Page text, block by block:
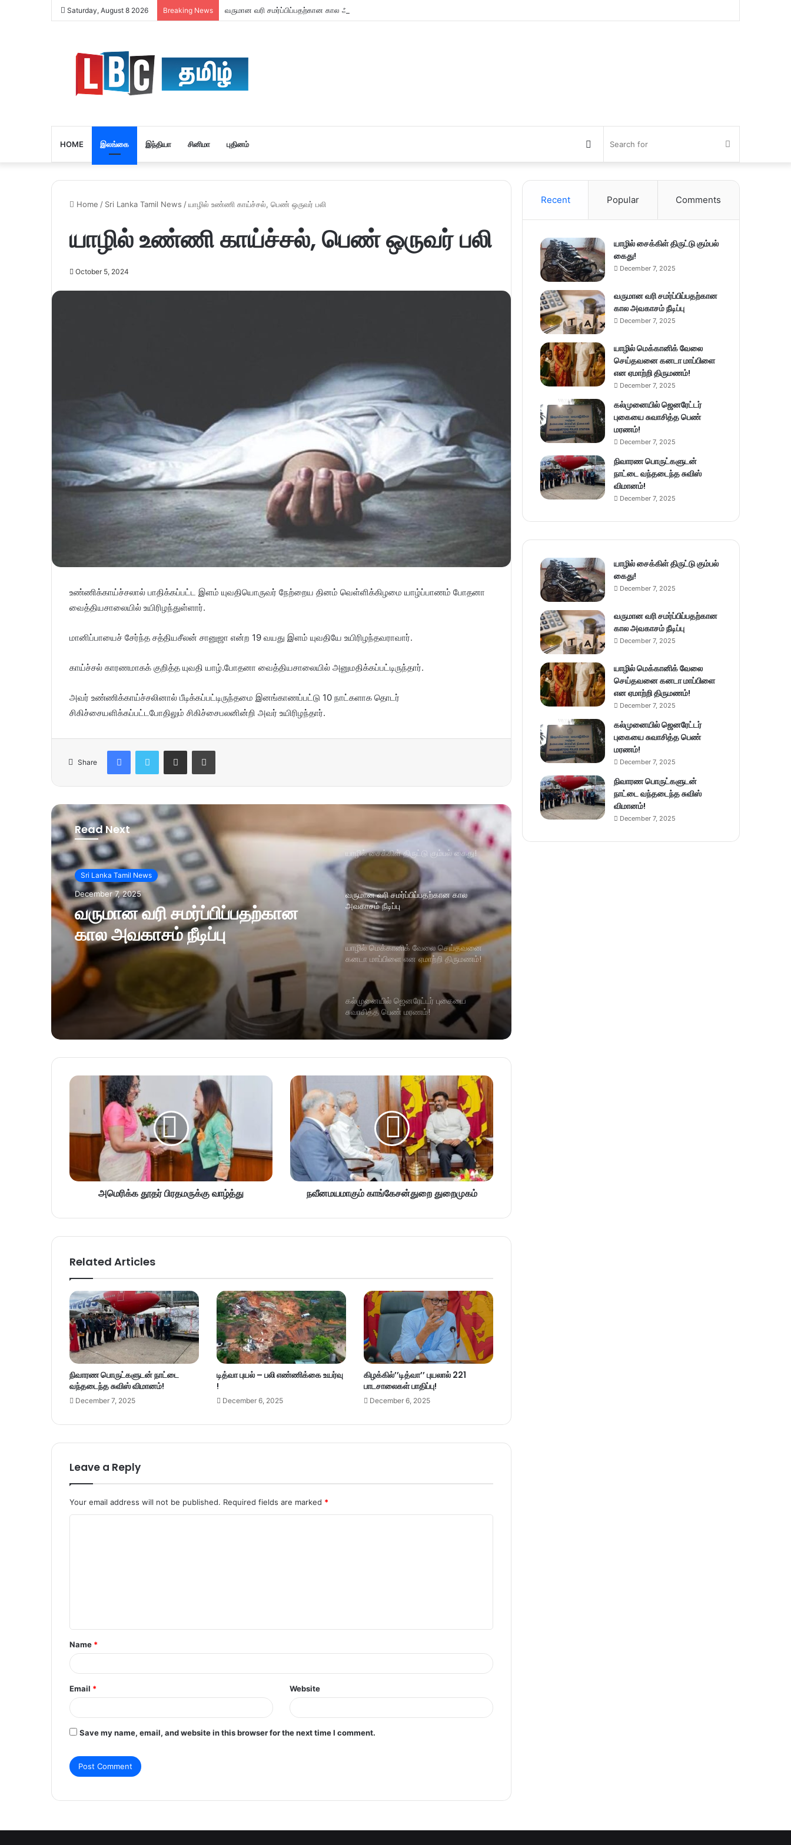
Saturday, August 8 2026 Breaking News வருமான வரி சமர்ப்பிப்பதற்கான கால அவகாசம் நீடிப்பு
HOME இலங்கை இந்தியா சினிமா புதினம்
for
Switch
skin
Home / Sri Lanka Tamil News /யாழில் உண்ணி காய்ச்சல், பெண் ஒருவர் பலி
யாழில் உண்ணி காய்ச்சல், பெண் ஒருவர் பலி
October 5, 2024
உண்ணிக்காய்ச்சலால் பாதிக்கப்பட்ட இளம் யுவதியொருவர் நேற்றைய தினம் வெள்ளிக்கிழமை யாழ்ப்பாணம் போதனா
வைத்தியசாலையில் உயிரிழந்துள்ளார்.
மானிப்பாயைச் சேர்ந்த சத்தியசீலன் சானுஜா என்ற 19 வயது இளம் யுவதியே உயிரிழந்தவராவார்.
காய்ச்சல் காரணமாகக் குறித்த யுவதி யாழ்.போதனா வைத்தியசாலையில் அனுமதிக்கப்பட்டிருந்தார்.
அவர் உண்ணிக்காய்ச்சலினால் பீடிக்கப்பட்டிருந்தமை இனங்காணப்பட்டு 10 நாட்களாக தொடர்
சிகிச்சையளிக்கப்பட்டபோதிலும் சிகிச்சைபலனின்றி அவர் உயிரிழந்தார்.
Share
Read Next
Sri Lanka Tamil News
December 7, 2025
வருமான வரி சமர்ப்பிப்பதற்கான
கால அவகாசம் நீடிப்பு
யாழில் சைக்கிள் திருட்டு கும்பல் கைது!
வருமான வரி சமர்ப்பிப்பதற்கான கால
அவகாசம் நீடிப்பு
யாழில் மெக்கானிக் வேலை செய்தவனை
கனடா மாப்பிளை என ஏமாற்றி திருமணம்!
கல்முனையில் ஜெனரேட்டர் புகையை
சுவாசித்த பெண் மரணம்!
அமெரிக்க தூதர் பிரதமருக்கு வாழ்த்து நவீனமயமாகும் காங்கேசன்துறை துறைமுகம்
Related Articles
நிவாரண பொருட்களுடன் நாட்டை
வந்தடைந்த சுவிஸ் விமானம்!
December 7, 2025
டித்வா புயல் – பலி எண்ணிக்கை உயர்வு
!
December 6, 2025
கிழக்கில்’’டித்வா’’ புயலால் 221
பாடசாலைகள் பாதிப்பு!
December 6, 2025
Leave a Reply
Your email address will not be published. Required fields are marked *
t
*
Name *
Email * Website
Save my name, email, and website in this browser for the next time I comment.
Recent Popular Comments
யாழில் சைக்கிள் திருட்டு கும்பல்
கைது!
December 7, 2025
வருமான வரி சமர்ப்பிப்பதற்கான
கால அவகாசம் நீடிப்பு
December 7, 2025
யாழில் மெக்கானிக் வேலை
செய்தவனை கனடா மாப்பிளை
என ஏமாற்றி திருமணம்!
December 7, 2025
கல்முனையில் ஜெனரேட்டர்
புகையை சுவாசித்த பெண்
மரணம்!
December 7, 2025
நிவாரண பொருட்களுடன்
நாட்டை வந்தடைந்த சுவிஸ்
விமானம்!
December 7, 2025
யாழில் சைக்கிள் திருட்டு கும்பல்
கைது!
December 7, 2025
வருமான வரி சமர்ப்பிப்பதற்கான
கால அவகாசம் நீடிப்பு
December 7, 2025
யாழில் மெக்கானிக் வேலை
செய்தவனை கனடா மாப்பிளை
என ஏமாற்றி திருமணம்!
December 7, 2025
கல்முனையில் ஜெனரேட்டர்
புகையை சுவாசித்த பெண்
மரணம்!
December 7, 2025
நிவாரண பொருட்களுடன்
நாட்டை வந்தடைந்த சுவிஸ்
விமானம்!
December 7, 2025